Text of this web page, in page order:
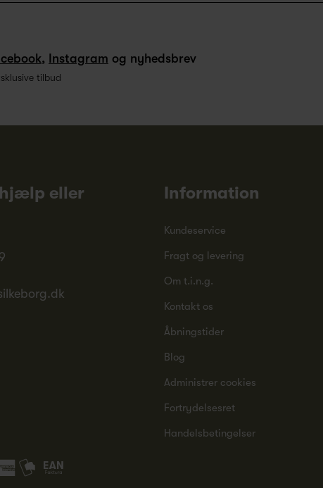
, Instagram og nyhedsbrev
tilbud
eller
Information
Kundeservice
Fragt og levering
Om t.i.n.g.
Kontakt os
Åbningstider
Blog
Administrer cookies
Fortrydelsesret
Handelsbetingelser